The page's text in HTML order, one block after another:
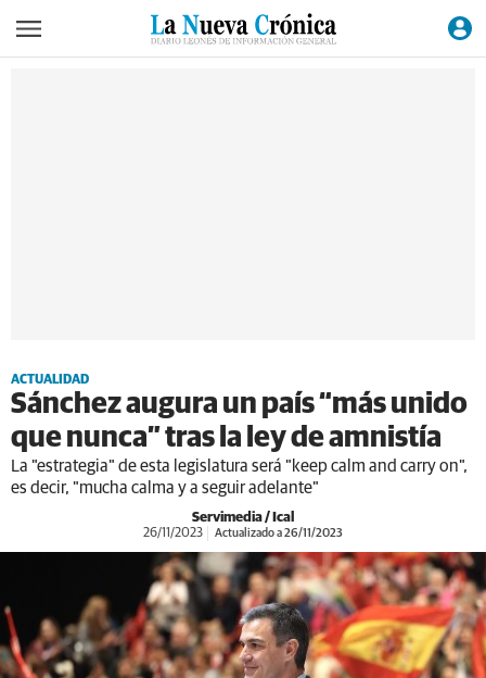
ACTUALIDAD
Sánchez augura un país “más unido
que nunca” tras la ley de amnistía
La "estrategia" de esta legislatura será "keep calm and carry on",
es decir, "mucha calma y a seguir adelante"
Servimedia / Ical
26/11/2023 Actualizado a 26/11/2023